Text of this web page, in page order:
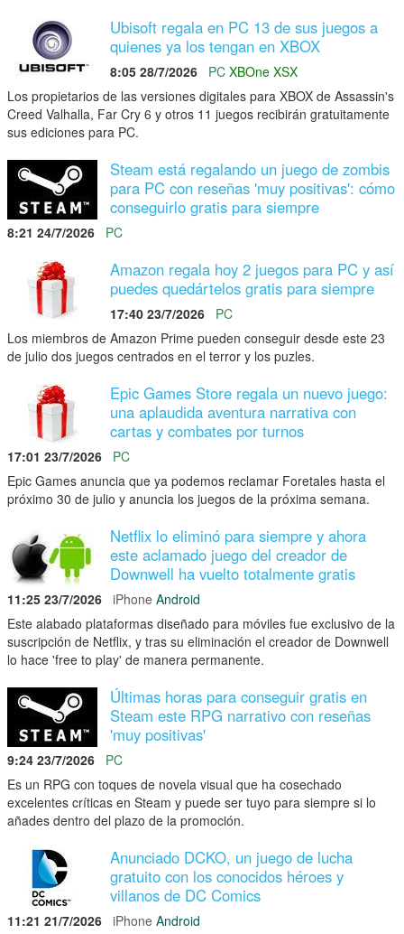
Ubisoft regala en PC 13 de sus juegos a
quienes ya los tengan en XBOX
8:05 28/7/2026 PC XBOne XSX
Los propietarios de las versiones digitales para XBOX de Assassin's
Creed Valhalla, Far Cry 6 y otros 11 juegos recibirán gratuitamente
sus ediciones para PC.
Steam está regalando un juego de zombis
para PC con reseñas 'muy positivas': cómo
conseguirlo gratis para siempre
8:21 24/7/2026 PC
Amazon regala hoy 2 juegos para PC y así
puedes quedártelos gratis para siempre
17:40 23/7/2026
PC
Los miembros de Amazon Prime pueden conseguir desde este 23
de julio dos juegos centrados en el terror y los puzles.
Epic Games Store regala un nuevo juego:
una aplaudida aventura narrativa con
cartas y combates por turnos
17:01 23/7/2026
PC
Epic Games anuncia que ya podemos reclamar Foretales hasta el
próximo 30 de julio y anuncia los juegos de la próxima semana.
Netflix lo eliminó para siempre y ahora
este aclamado juego del creador de
Downwell ha vuelto totalmente gratis
11:25 23/7/2026 iPhone Android
Este alabado plataformas diseñado para móviles fue exclusivo de la
suscripción de Netflix, y tras su eliminación el creador de Downwell
lo hace 'free to play' de manera permanente.
Últimas horas para conseguir gratis en
Steam este RPG narrativo con reseñas
'muy positivas'
9:24 23/7/2026
PC
Es un RPG con toques de novela visual que ha cosechado
excelentes críticas en Steam y puede ser tuyo para siempre si lo
añades dentro del plazo de la promoción.
Anunciado DCKO, un juego de lucha
gratuito con los conocidos héroes y
villanos de DC Comics
11:21 21/7/2026 iPhone Android